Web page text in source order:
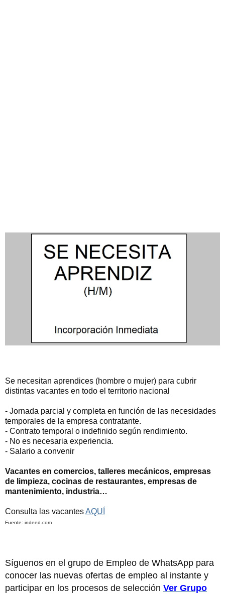
Se necesitan aprendices (hombre o mujer) para cubrir
distintas vacantes en todo el territorio nacional
- Jornada parcial y completa en función de las necesidades
temporales de la empresa contratante.
- Contrato temporal o indefinido según rendimiento.
- No es necesaria experiencia.
- Salario a convenir
Vacantes en comercios, talleres mecánicos, empresas
de limpieza, cocinas de restaurantes, empresas de
mantenimiento, industria…
Consulta las vacantesAQUÍ
Fuente: indeed.com
Síguenos en el grupo de Empleo de WhatsApp para
conocer las nuevas ofertas de empleo al instante y
participar en los procesos de selección Ver Grupo